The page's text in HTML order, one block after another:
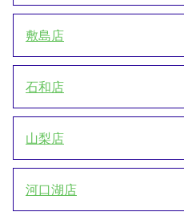
敷島店
石和店
山梨店
河口湖店